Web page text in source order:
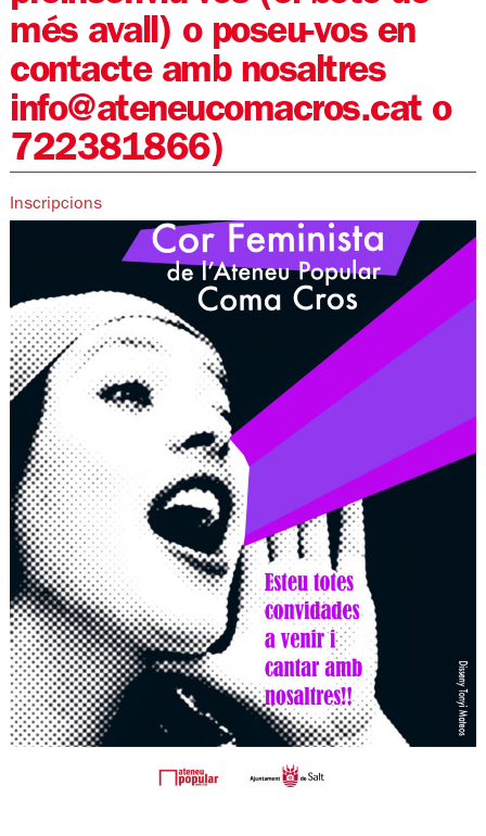
més avall) o poseu-vos en
contacte amb nosaltres
info@ateneucomacros.cat o
722381866)
Inscripcions